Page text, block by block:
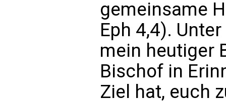
gemeinsame
Eph 4,4).
mein heutiger
Bischof in
Ziel hat, euch